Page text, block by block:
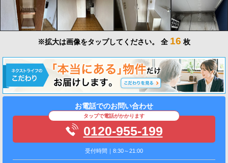
※拡大は画像をタップしてください。 全 16 枚
お電話でのお問い合わせ
タップで電話がかかります
0120-955-199
受付時間｜8:30～21:00